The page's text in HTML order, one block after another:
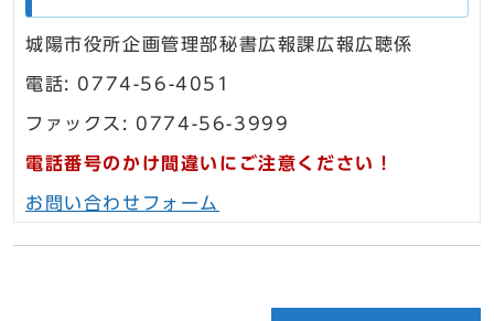
城陽市役所企画管理部秘書広報課広報広聴係
電話: 0774-56-4051
ファックス: 0774-56-3999
電話番号のかけ間違いにご注意ください！
お問い合わせフォーム